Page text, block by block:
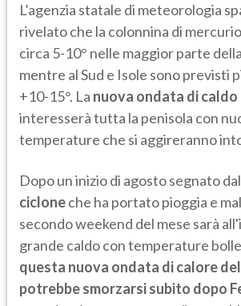
L’agenzia statale di meteorologia
rivelato che la colonnina di
circa 5-10° nelle maggior parte
mentre al Sud e Isole sono previsti
+10-15°. La nuova ondata di
interesserà tutta la penisola con
temperature che si aggireranno
Dopo un inizio di agosto segnato dal
cicloneche ha portato pioggia e
secondo weekend del mese sarà
grande caldo con temperature
questa nuova ondata di calore
potrebbe smorzarsi subito dopo